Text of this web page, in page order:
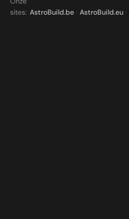
sites: AstroBuild.be · AstroBuild.eu ·